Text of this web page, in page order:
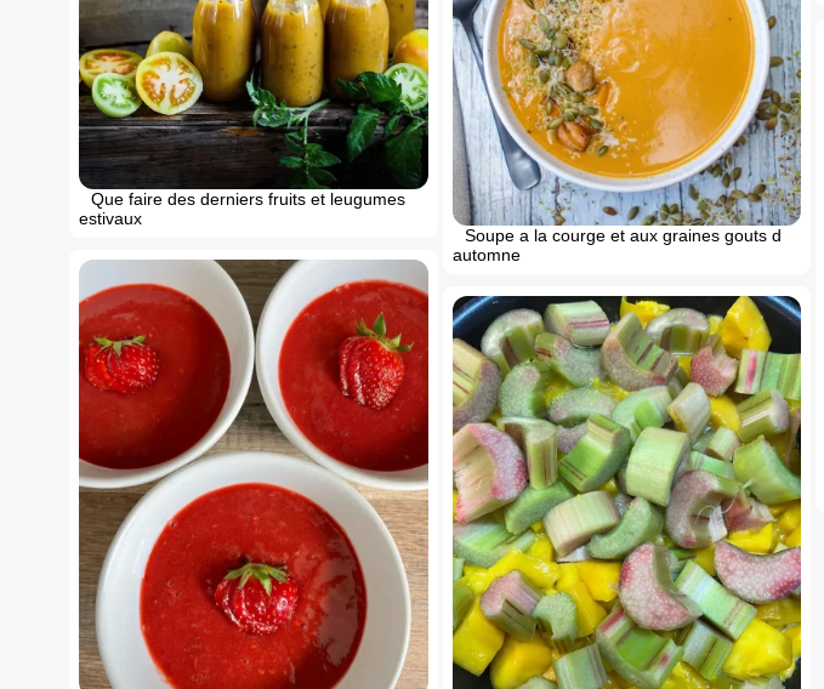
Que faire des derniers fruits et leugumes
estivaux
Soupe a la courge et aux graines gouts d
automne